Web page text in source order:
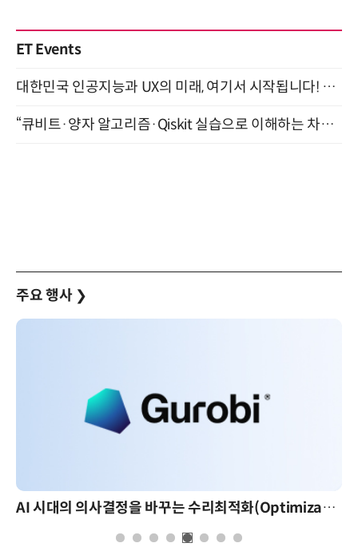
ET Events
대한민국 인공지능과 UX의 미래, 여기서 시작됩니다! UX Korea 2026 - Fall 9월 2일 개최
“큐비트·양자 알고리즘·Qiskit 실습으로 이해하는 차세대 컴퓨팅” (8/28)
주요 행사 ❯
AI 시대의 의사결정을 바꾸는 수리최적화(Optimization): 실제 산업 적용 사례와 활용 전략